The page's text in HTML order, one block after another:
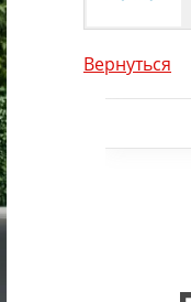
Вернуться